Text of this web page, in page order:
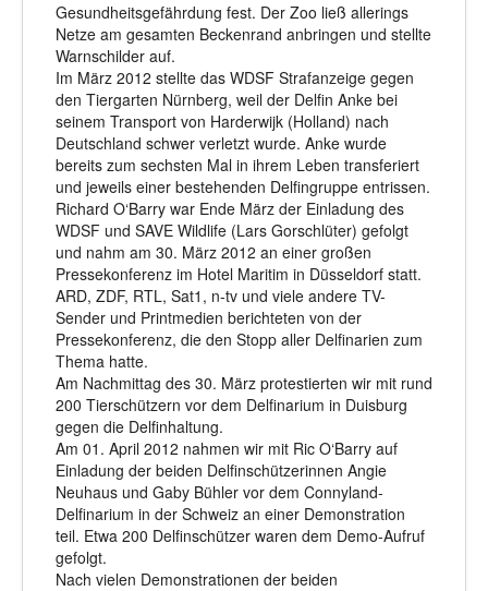
Gesundheitsgefährdung fest. Der Zoo ließ allerings
Netze am gesamten Beckenrand anbringen und stellte
Warnschilder auf.
Im März 2012 stellte das WDSF Strafanzeige gegen
den Tiergarten Nürnberg, weil der Delfin Anke bei
seinem Transport von Harderwijk (Holland) nach
Deutschland schwer verletzt wurde. Anke wurde
bereits zum sechsten Mal in ihrem Leben transferiert
und jeweils einer bestehenden Delfingruppe entrissen.
Richard O‘Barry war Ende März der Einladung des
WDSF und SAVE Wildlife (Lars Gorschlüter) gefolgt
und nahm am 30. März 2012 an einer großen
Pressekonferenz im Hotel Maritim in Düsseldorf statt.
ARD, ZDF, RTL, Sat1, n-tv und viele andere TV-
Sender und Printmedien berichteten von der
Pressekonferenz, die den Stopp aller Delfinarien zum
Thema hatte.
Am Nachmittag des 30. März protestierten wir mit rund
200 Tierschützern vor dem Delfinarium in Duisburg
gegen die Delfinhaltung.
Am 01. April 2012 nahmen wir mit Ric O‘Barry auf
Einladung der beiden Delfinschützerinnen Angie
Neuhaus und Gaby Bühler vor dem Connyland-
Delfinarium in der Schweiz an einer Demonstration
teil. Etwa 200 Delfinschützer waren dem Demo-Aufruf
gefolgt.
Nach vielen Demonstrationen der beiden